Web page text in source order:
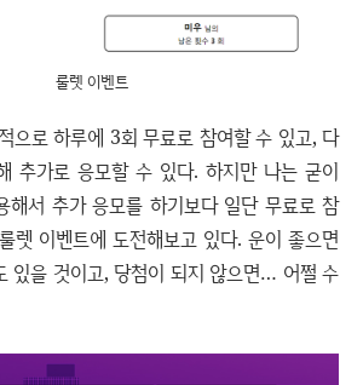
룰렛 이벤트
으로 하루에 3회 무료로 참여할 수 있고, 다
추가로 응모할 수 있다. 하지만 나는 굳이
해서 추가 응모를 하기보다 일단 무료로 참
렛 이벤트에 도전해보고 있다. 운이 좋으면
있을 것이고, 당첨이 되지 않으면… 어쩔 수